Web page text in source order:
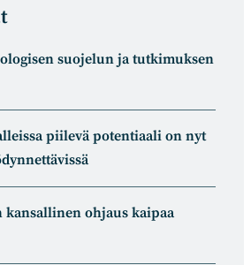
suojelun ja tutkimuksen
piilevä potentiaali on nyt
kansallinen ohjaus kaipaa